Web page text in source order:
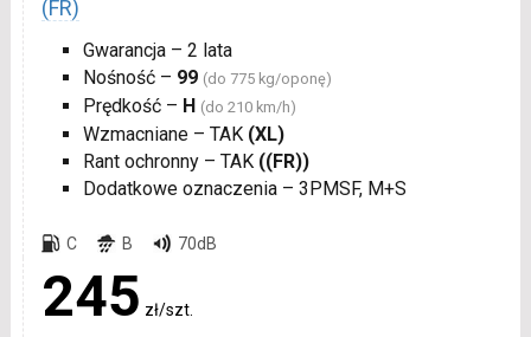
(FR)
Gwarancja – 2 lata
Nośność – 99 (do 775 kg/oponę)
Prędkość – H (do 210 km/h)
Wzmacniane – TAK (XL)
Rant ochronny – TAK ((FR))
Dodatkowe oznaczenia – 3PMSF, M+S
C B 70dB
245 zł/szt.